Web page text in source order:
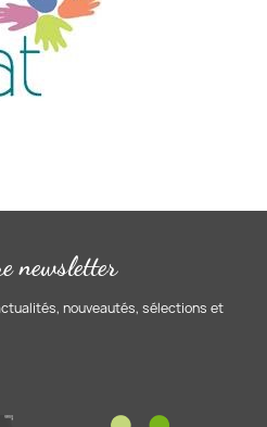
newsletter
nouveautés, sélections et